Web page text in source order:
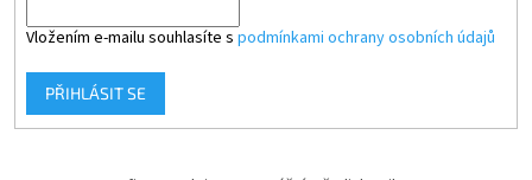
Vložením e-mailu souhlasíte s podmínkami ochrany osobních údajů
PŘIHLÁSIT SE